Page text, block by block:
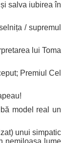
salva iubirea în
/ supremul
lui Toma
Premiul Cel
model real un
unui simpatic
nemiloasa lume